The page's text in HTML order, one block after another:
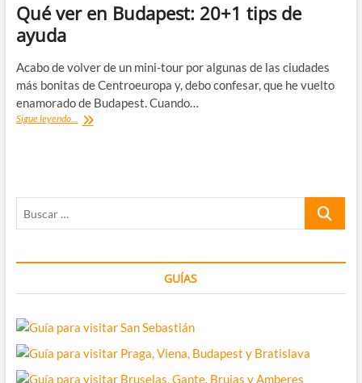
Qué ver en Budapest: 20+1 tips de
ayuda
Acabo de volver de un mini-tour por algunas de las ciudades
más bonitas de Centroeuropa y, debo confesar, que he vuelto
enamorado de Budapest. Cuando…
Sigue leyendo... Qué
Buscar
GUÍAS